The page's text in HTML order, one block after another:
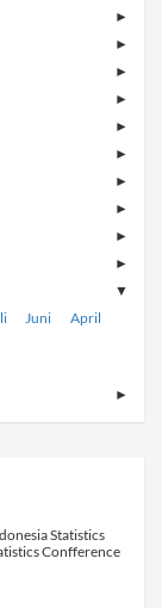
►
►
►
►
►
►
►
►
►
►
▼
Juni April
►
Statistics
Confference